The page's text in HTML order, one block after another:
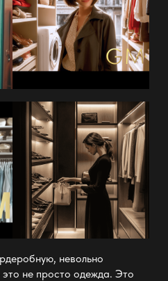
невольно
не просто одежда. Это